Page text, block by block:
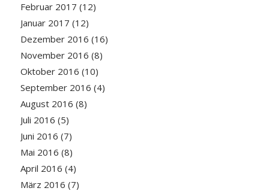
Februar 2017 (12)
Januar 2017 (12)
Dezember 2016 (16)
November 2016 (8)
Oktober 2016 (10)
September 2016 (4)
August 2016 (8)
Juli 2016 (5)
Juni 2016 (7)
Mai 2016 (8)
April 2016 (4)
März 2016 (7)